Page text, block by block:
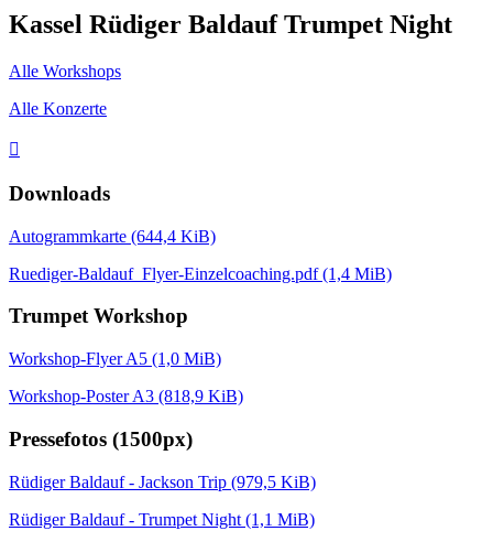
Kassel Rüdiger Baldauf Trumpet Night
Alle Workshops
Alle Konzerte

Downloads
Autogrammkarte (644,4 KiB)
Ruediger-Baldauf_Flyer-Einzelcoaching.pdf(1,4 MiB)
Trumpet Workshop
Workshop-Flyer A5 (1,0 MiB)
Workshop-Poster A3 (818,9 KiB)
Pressefotos (1500px)
Rüdiger Baldauf - Jackson Trip (979,5 KiB)
Rüdiger Baldauf - Trumpet Night (1,1 MiB)